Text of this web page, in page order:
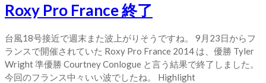
Roxy Pro France 終了
台風18号接近で週末また波上がりそうですね。 9月23日からフ
ランスで開催されていた Roxy Pro France 2014 は、優勝 Tyler
Wright 準優勝 Courtney Conlogue と言う結果で終了しました。
今回のフランス中々いい波でしたね。 Highlight